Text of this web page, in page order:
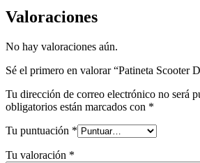
Valoraciones
No hay valoraciones aún.
Sé el primero en valorar “Patineta Scooter
Tu dirección de correo electrónico no será
obligatorios están marcados con *
Tu puntuación *
Tu valoración *